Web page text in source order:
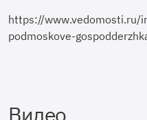
https://
podmoskove-
Видео